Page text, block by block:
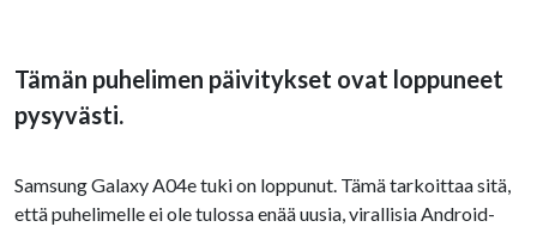
Tämän puhelimen päivitykset ovat loppuneet
pysyvästi.
Samsung Galaxy A04e tuki on loppunut. Tämä tarkoittaa sitä,
että puhelimelle ei ole tulossa enää uusia, virallisia Android-